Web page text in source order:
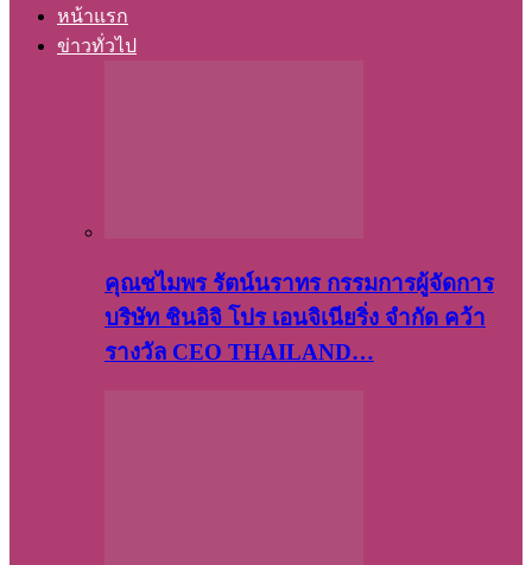
หน้าแรก
ข่าวทั่วไป
คุณชไมพร​ รัตน์​นรา​ทร​ กรรมการ​ผู้จัดการ
บริษัท​ ชินอิจิ​ โปร​ เอน​จิเนีย​ริ่ง​ จำกัด คว้า
รางวัล CEO THAILAND…